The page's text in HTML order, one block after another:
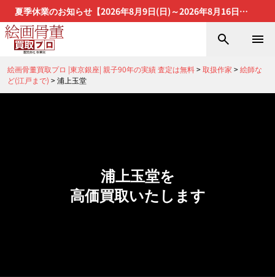
夏季休業のお知らせ【2026年8月9日(日)～2026年8月16日
(日)】
絵画骨董買取プロ |東京銀座| 親子90年の実績 査定は無料>取扱作家 >絵師な
ど(江戸まで) >浦上玉堂
浦上玉堂を
高価買取いたします